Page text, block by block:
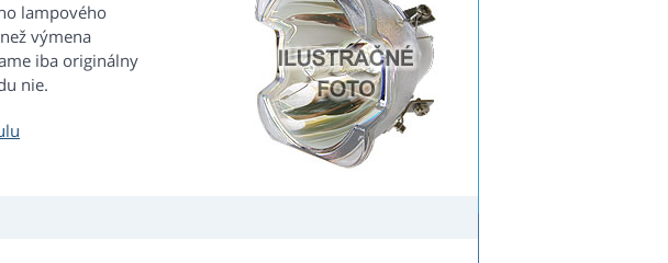
lampového
výmena
iba originálny
nie.